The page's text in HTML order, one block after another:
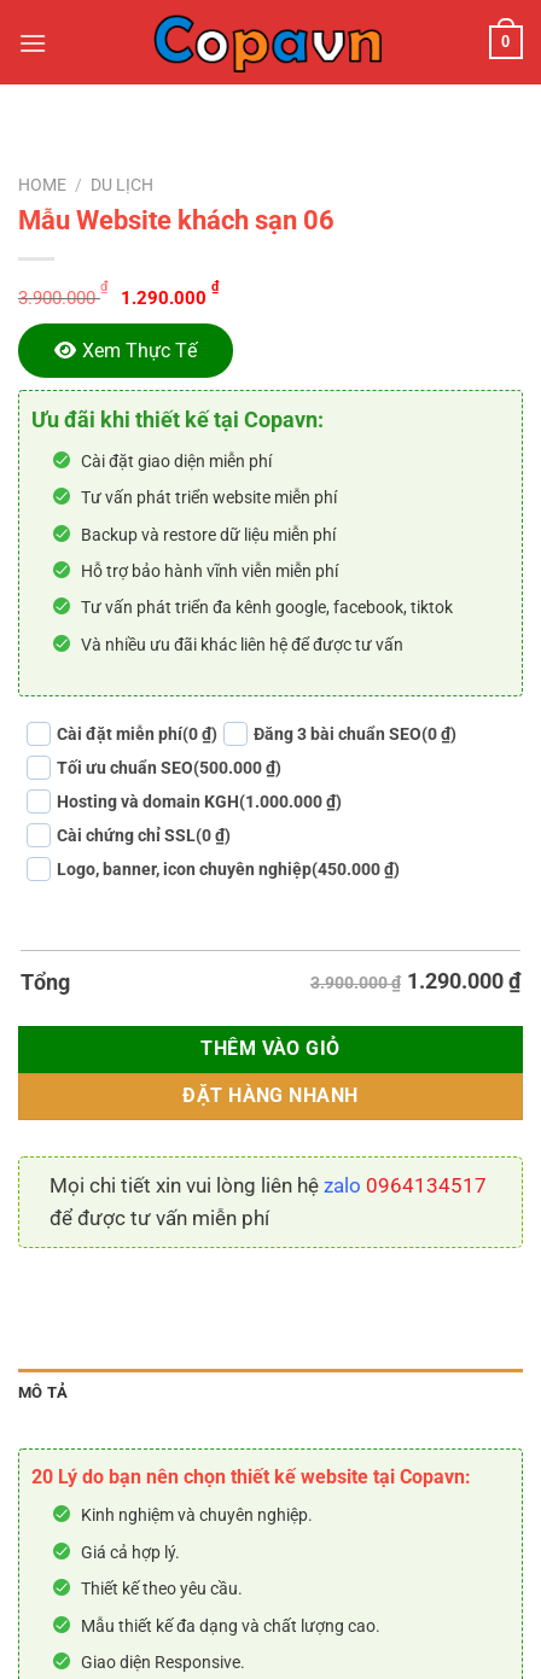
đến
0
HOME / DU LỊCH
Mẫu Website khách sạn 06
3.900.000
₫
Original
price
was:
3.900.000 ₫.
1.290.000
₫Current
price
is:
1.290.000 ₫.
Xem Thực Tế
Ưu đãi khi thiết kế tại Copavn:
Cài đặt giao diện miễn phí
Tư vấn phát triển website miễn phí
Backup và restore dữ liệu miễn phí
Hỗ trợ bảo hành vĩnh viễn miễn phí
Tư vấn phát triển đa kênh google, facebook, tiktok
Và nhiều ưu đãi khác liên hệ để được tư vấn
Cài đặt miễn phí(0 ₫) Đăng 3 bài chuẩn SEO(0 ₫)
Tối ưu chuẩn SEO(500.000 ₫)
Hosting và domain KGH(1.000.000 ₫)
Cài chứng chỉ SSL(0 ₫)
Logo, banner, icon chuyên nghiệp(450.000 ₫)
Tổng 3.900.000 ₫ 1.290.000₫
THÊM VÀO GIỎ
ĐẶT HÀNG NHANH
Mọi chi tiết xin vui lòng liên hệ zalo 0964134517
để được tư vấn miễn phí
MÔ TẢ
20 Lý do bạn nên chọn thiết kế website tại Copavn:
Kinh nghiệm và chuyên nghiệp.
Giá cả hợp lý.
Thiết kế theo yêu cầu.
Mẫu thiết kế đa dạng và chất lượng cao.
Giao diện Responsive.